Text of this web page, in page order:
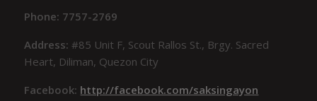
Phone: 7757-2769
Address:#85 Unit F, Scout Rallos St., Brgy. Sacred
Heart, Diliman, Quezon City
Facebook: http://facebook.com/saksingayon